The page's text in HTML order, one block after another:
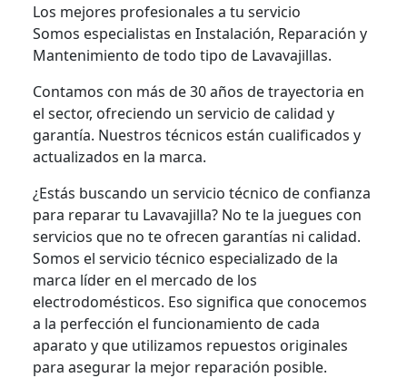
Los mejores profesionales a tu servicio
Somos especialistas en Instalación, Reparación y
Mantenimiento de todo tipo de Lavavajillas.
Contamos con más de 30 años de trayectoria en
el sector, ofreciendo un servicio de calidad y
garantía. Nuestros técnicos están cualificados y
actualizados en la marca.
¿Estás buscando un servicio técnico de confianza
para reparar tu Lavavajilla? No te la juegues con
servicios que no te ofrecen garantías ni calidad.
Somos el servicio técnico especializado de la
marca líder en el mercado de los
electrodomésticos. Eso significa que conocemos
a la perfección el funcionamiento de cada
aparato y que utilizamos repuestos originales
para asegurar la mejor reparación posible.